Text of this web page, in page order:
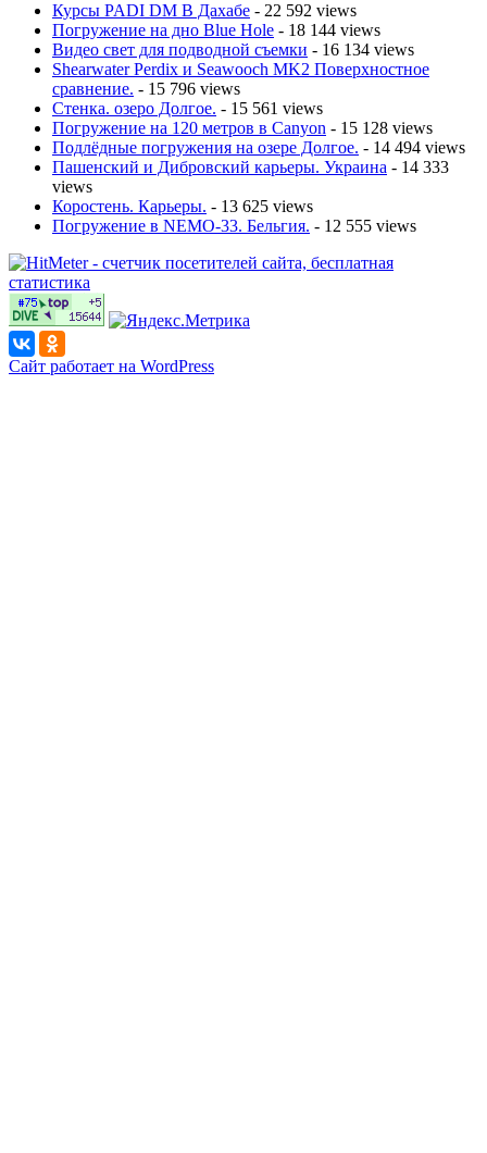
Курсы PADI DM В Дахабе - 22 592 views
Погружение на дно Blue Hole - 18 144 views
Видео свет для подводной съемки - 16 134 views
Shearwater Perdix и Seawooch MK2 Поверхностное
сравнение. - 15 796 views
Стенка. озеро Долгое. - 15 561 views
Погружение на 120 метров в Canyon - 15 128 views
Подлёдные погружения на озере Долгое. - 14 494 views
Пашенский и Дибровский карьеры. Украина - 14 333
views
Коростень. Карьеры. - 13 625 views
Погружение в NEMO-33. Бельгия. - 12 555 views
Сайт работает на WordPress